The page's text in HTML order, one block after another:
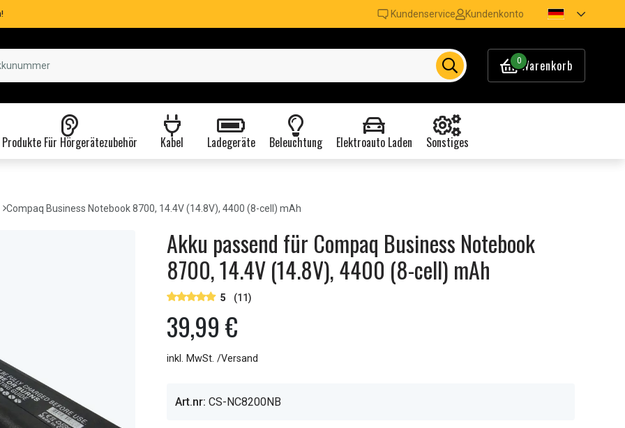
Kundenservice Kundenkonto
0Warenkorb
Produkte Für Hörgerätezubehör Kabel Ladegeräte Beleuchtung Elektroauto Laden Sonstiges
Compaq Business Notebook 8700, 14.4V (14.8V), 4400 (8-cell) mAh
Akku passend für Compaq Business Notebook
8700, 14.4V (14.8V), 4400 (8-cell) mAh
5 (11)
39,99 €
inkl. MwSt. /Versand
Art.nr: CS-NC8200NB